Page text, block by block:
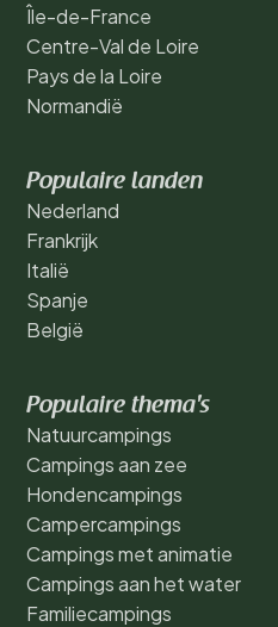
Île-de-France
Centre-Val de Loire
Pays de la Loire
Normandië
Populaire landen
Nederland
Frankrijk
Italië
Spanje
België
Populaire thema's
Natuurcampings
Campings aan zee
Hondencampings
Campercampings
Campings met animatie
Campings aan het water
Familiecampings